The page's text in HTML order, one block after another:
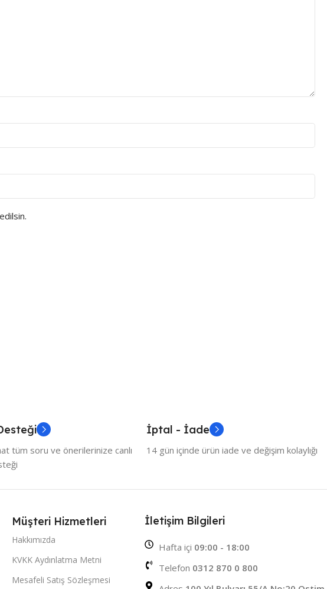
tüm soru ve önerilerinize canlı
İptal - İade
14 gün içinde ürün iade ve değişim kolaylığı
Müşteri Hizmetleri
Hakkımızda
KVKK Aydınlatma Metni
Mesafeli Satış Sözleşmesi
İletişim Bilgileri
Hafta içi 09:00 - 18:00
Telefon 0312 870 0 800